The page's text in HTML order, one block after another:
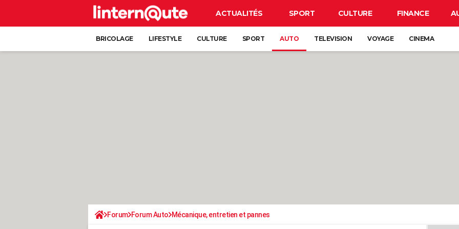
ACTUALITÉS SPORT CULTURE FINANCE
BRICOLAGE LIFESTYLE CULTURE SPORT AUTO TELEVISION VOYAGE CINEMA
Forum Forum Auto Mécanique, entretien et pannes